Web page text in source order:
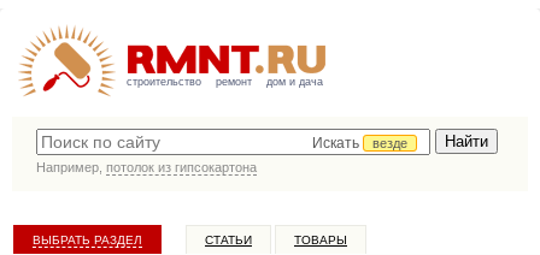
строительство ремонт дом и дача
Искать
везде
Например, потолок из гипсокартона
ВЫБРАТЬ РАЗДЕЛ СТАТЬИ ТОВАРЫ